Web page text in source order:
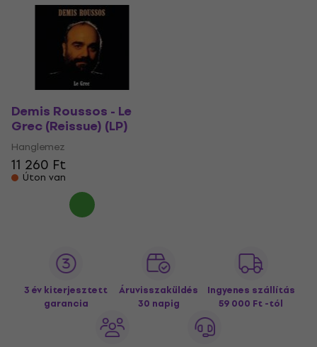
Demis Roussos - Le
Grec (Reissue) (LP)
Hanglemez
11 260 Ft
Úton van
3 év kiterjesztett
garancia
Áruvisszaküldés
30 napig
Ingyenes szállítás
59 000 Ft -tól